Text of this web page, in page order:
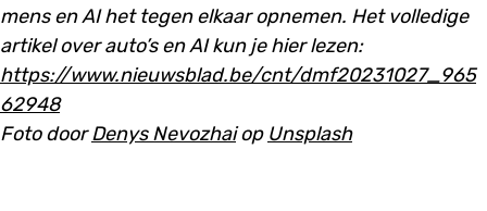
mens en AI het tegen elkaar opnemen. Het volledige
artikel over auto’s en AI kun je hier lezen:
https://www.nieuwsblad.be/cnt/dmf20231027_965
62948
Foto doorDenys Nevozhaiop Unsplash